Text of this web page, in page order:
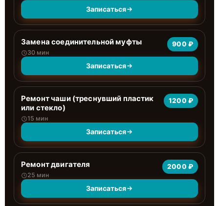
Записаться
Замена соединительной муфты
30 мин
900 ₽
Записаться
Ремонт чаши (треснувший пластик
или стекло)
15 мин
1200 ₽
Записаться
Ремонт двигателя
25 мин
2000 ₽
Записаться